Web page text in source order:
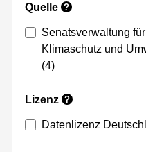
Quelle ?
Senatsverwaltung
Klimaschutz und
(4)
Lizenz ?
Datenlizenz